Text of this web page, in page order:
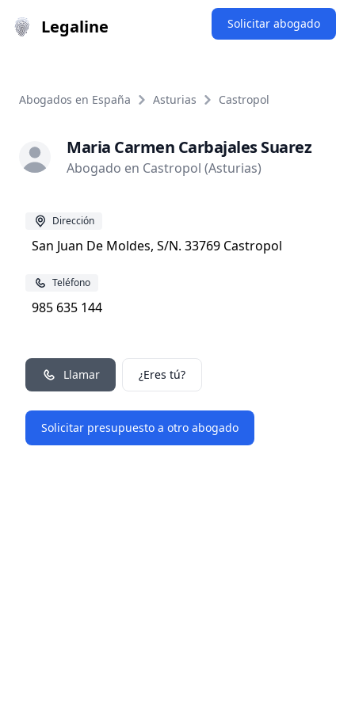
Legaline Solicitar abogado
Abogados en España Asturias Castropol
Maria Carmen Carbajales Suarez
Abogado en Castropol (Asturias)
Dirección
San Juan De Moldes, S/N. 33769 Castropol
Teléfono
985 635 144
Llamar ¿Eres tú?
Solicitar presupuesto a otro abogado